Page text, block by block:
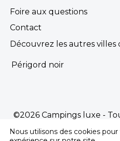
Foire aux questions
Contact
Découvrez les autres
Périgord noir
©2026 Campings luxe -
Nous utilisons des cookies